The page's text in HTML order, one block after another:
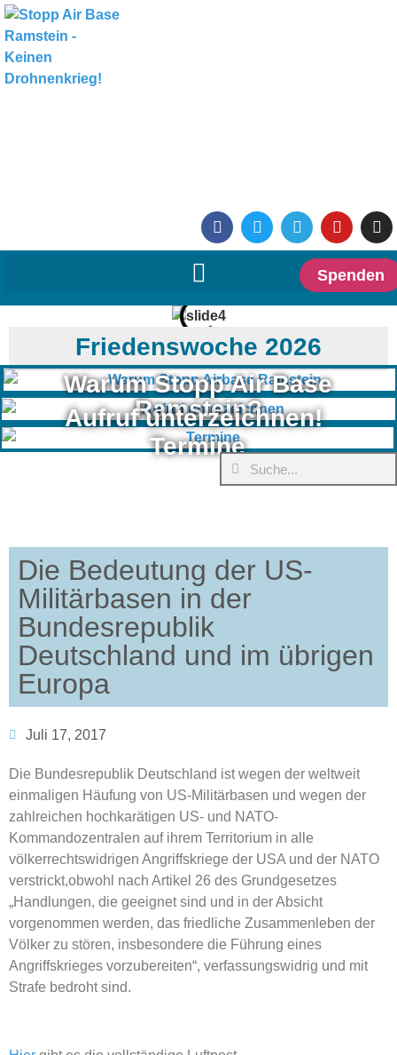
Spenden
Friedenswoche 2026
Warum Stopp Air Base
Ramstein?
Aufruf unterzeichnen!
Termine
Die Bedeutung der US-
Militärbasen in der
Bundesrepublik
Deutschland und im übrigen
Europa
Juli 17, 2017
Die Bundesrepublik Deutschland ist wegen der weltweit
einmaligen Häufung von US-Militärbasen und wegen der
zahlreichen hochkarätigen US- und NATO-
Kommandozentralen auf ihrem Territorium in alle
völkerrechtswidrigen Angriffskriege der USA und der NATO
verstrickt,obwohl nach Artikel 26 des Grundgesetzes
„Handlungen, die geeignet sind und in der Absicht
vorgenommen werden, das friedliche Zusammenleben der
Völker zu stören, insbesondere die Führung eines
Angriffskrieges vorzubereiten“, verfassungswidrig und mit
Strafe bedroht sind.